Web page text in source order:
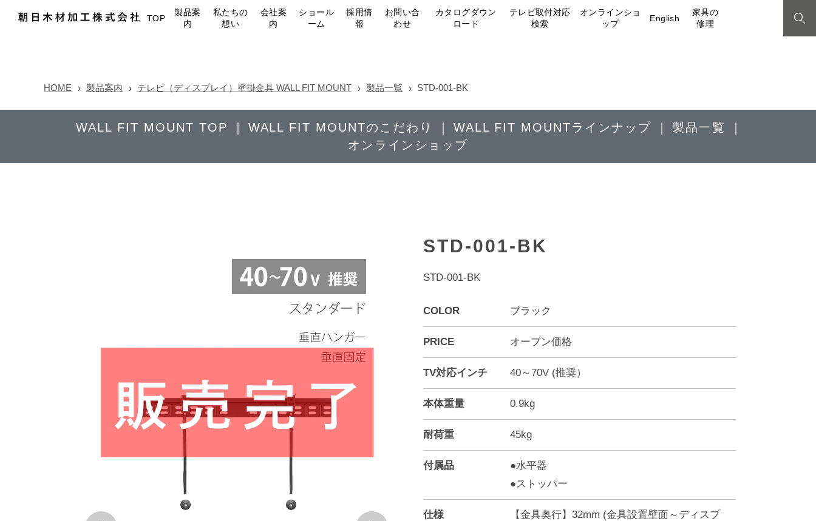
TOP
製品案
内
私たちの
想い
会社案
内
ショール
ーム
採用情
報
お問い合
わせ
カタログダウン
ロード
テレビ取付対応
検索
オンラインショ
ップ
English
家具の
修理
HOME 製品案内 テレビ（ディスプレイ）壁掛金具 WALL FIT MOUNT 製品一覧 STD-001-BK
WALL FIT MOUNT TOP WALL FIT MOUNTのこだわり WALL FIT MOUNTラインナップ
製品一覧
オンラインショップ
STD-001-BK
STD-001-BK
COLOR ブラック
PRICE オープン価格
TV対応インチ 40～70V (推奨）
本体重量 0.9kg
耐荷重 45kg
付属品
●水平器
●ストッパー
仕様
【金具奥行】32mm (金具設置壁面～ディスプ